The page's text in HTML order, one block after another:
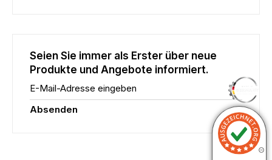
Seien Sie immer als Erster über neue
Produkte und Angebote informiert.
E-Mail-Adresse eingeben
Absenden